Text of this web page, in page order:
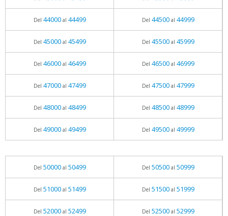
Del 44000al 44499 Del 44500al 44999
Del 45000al 45499 Del 45500al 45999
Del 46000al 46499 Del 46500al 46999
Del 47000al 47499 Del 47500al 47999
Del 48000al 48499 Del 48500al 48999
Del 49000al 49499 Del 49500al 49999
Del 50000al 50499 Del 50500al 50999
Del 51000al 51499 Del 51500al 51999
Del 52000al 52499 Del 52500al 52999